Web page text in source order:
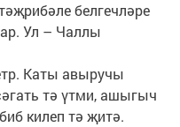
белгечләре
Ул – Чаллы
Каты авыручы
тә үтми, ашыгыч
килеп тә җитә.